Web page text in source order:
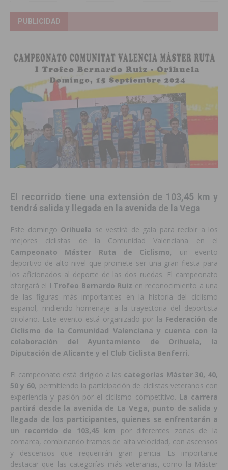
PUBLICIDAD
El recorrido tiene una extensión de 103,45 km y
tendrá salida y llegada en la avenida de la Vega
Este domingo Orihuela se vestirá de gala para recibir a los
mejores ciclistas de la Comunidad Valenciana en el
Campeonato Máster Ruta de Ciclismo, un evento
deportivo de alto nivel que promete ser una gran fiesta para
los aficionados al deporte de las dos ruedas. El campeonato
otorgará el I Trofeo Bernardo Ruiz en reconocimiento a una
de las figuras más importantes en la historia del ciclismo
español, rindiendo homenaje a la trayectoria del deportista
oriolano. Este evento está organizado por la Federación de
Ciclismo de la Comunidad Valenciana y cuenta con la
colaboración del Ayuntamiento de Orihuela, la
Diputación de Alicante y el Club Ciclista Benferri.
El campeonato está dirigido a las categorías Máster 30, 40,
50 y 60, permitiendo la participación de ciclistas veteranos con
experiencia y pasión por el ciclismo competitivo. La carrera
partirá desde la avenida de La Vega, punto de salida y
llegada de los participantes, quienes se enfrentarán a
un recorrido de 103,45 km por diferentes zonas de la
comarca, combinando tramos de alta velocidad, con ascensos
y descensos que requerirán gran pericia. Es importante
destacar que las categorías más veteranas, como la Máster